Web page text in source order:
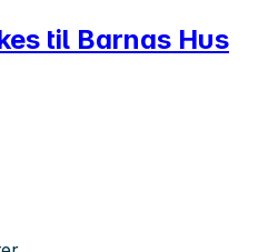
til Barnas Hus